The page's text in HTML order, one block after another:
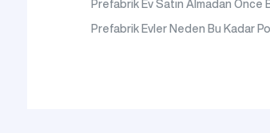
Prefabrik Ev Satın Almadan Önce
Prefabrik Evler Neden Bu Kadar